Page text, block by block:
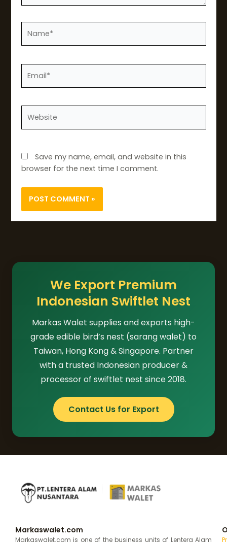
Save my name, email, and website in this
browser for the next time I comment.
We Export Premium
Indonesian Swiftlet Nest
Markas Walet supplies and exports high-
grade edible bird’s nest (sarang walet) to
Taiwan, Hong Kong & Singapore. Partner
with a trusted Indonesian producer &
processor of swiftlet nest since 2018.
Contact Us for Export
Markaswalet.com
Markaswalet.com is one of the business units of Lentera Alam